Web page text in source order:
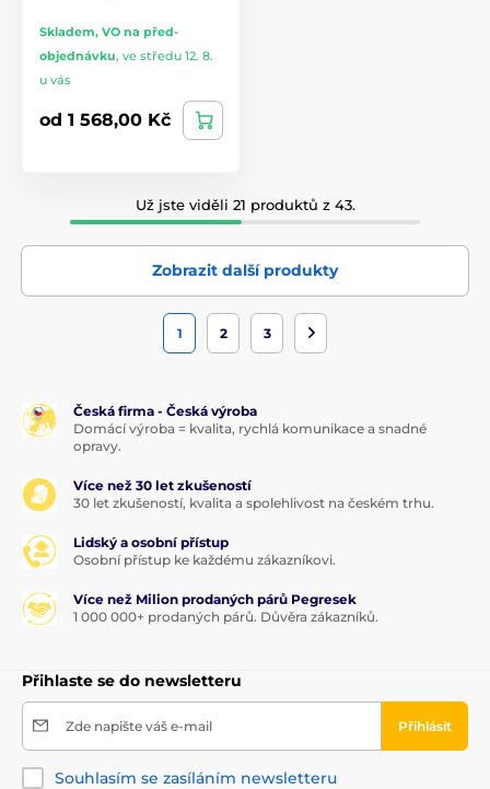
Skladem, VO na před-
objednávku, ve středu 12. 8.
u vás
od 1 568,00 Kč
Už jste viděli 21 produktů z 43.
Zobrazit další produkty
1 2 3
Česká firma - Česká výroba
Domácí výroba = kvalita, rychlá komunikace a snadné
opravy.
Více než 30 let zkušeností
30 let zkušeností, kvalita a spolehlivost na českém trhu.
Lidský a osobní přístup
Osobní přístup ke každému zákazníkovi.
Více než Milion prodaných párů Pegresek
1 000 000+ prodaných párů. Důvěra zákazníků.
Přihlaste se do newsletteru
Zde napište váš e-mail Přihlásit
Souhlasím se zasíláním newsletteru